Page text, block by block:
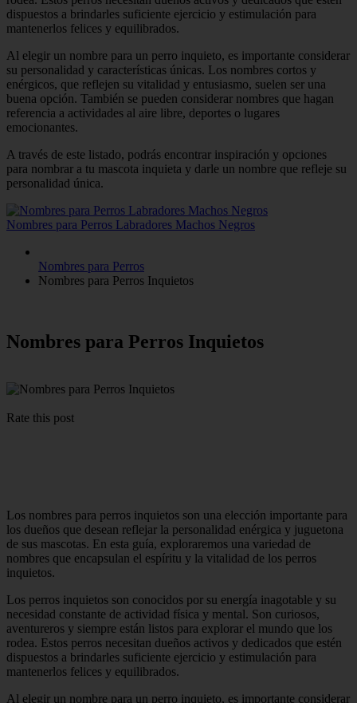
dispuestos a brindarles suficiente ejercicio y estimulación para
mantenerlos felices y equilibrados.
Al elegir un nombre para un perro inquieto, es importante considerar
su personalidad y características únicas. Los nombres cortos y
enérgicos, que reflejen su vitalidad y entusiasmo, suelen ser una
buena opción. También se pueden considerar nombres que hagan
referencia a actividades al aire libre, deportes o lugares
emocionantes.
A través de este listado, podrás encontrar inspiración y opciones
para nombrar a tu mascota inquieta y darle un nombre que refleje su
personalidad única.
Nombres para Perros Labradores Machos Negros
Nombres para Perros
Nombres para Perros Inquietos
Nombres para Perros Inquietos
Rate this post
Los nombres para perros inquietos son una elección importante para
los dueños que desean reflejar la personalidad enérgica y juguetona
de sus mascotas. En esta guía, exploraremos una variedad de
nombres que encapsulan el espíritu y la vitalidad de los perros
inquietos.
Los perros inquietos son conocidos por su energía inagotable y su
necesidad constante de actividad física y mental. Son curiosos,
aventureros y siempre están listos para explorar el mundo que los
rodea. Estos perros necesitan dueños activos y dedicados que estén
dispuestos a brindarles suficiente ejercicio y estimulación para
mantenerlos felices y equilibrados.
Al elegir un nombre para un perro inquieto, es importante considerar